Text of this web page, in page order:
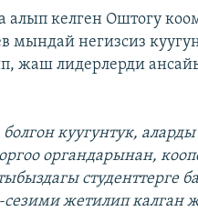
алып келген Оштогу
мындай негизсиз
жаш лидерлерди
куугунтук,
органдарынан,
студенттерге
сезими жетилип